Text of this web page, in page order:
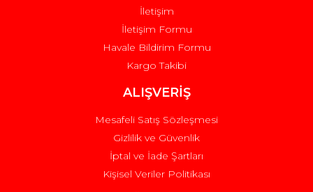
İletişim
İletişim Formu
Havale Bildirim Formu
Kargo Takibi
ALIŞVERİŞ
Mesafeli Satış Sözleşmesi
Gizlilik ve Güvenlik
İptal ve İade Şartları
Kişisel Veriler Politikası